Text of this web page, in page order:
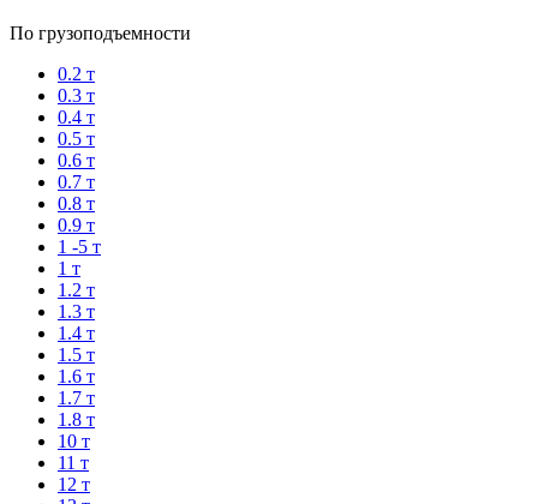
По грузоподъемности
0.2 т
0.3 т
0.4 т
0.5 т
0.6 т
0.7 т
0.8 т
0.9 т
1 -5 т
1 т
1.2 т
1.3 т
1.4 т
1.5 т
1.6 т
1.7 т
1.8 т
10 т
11 т
12 т